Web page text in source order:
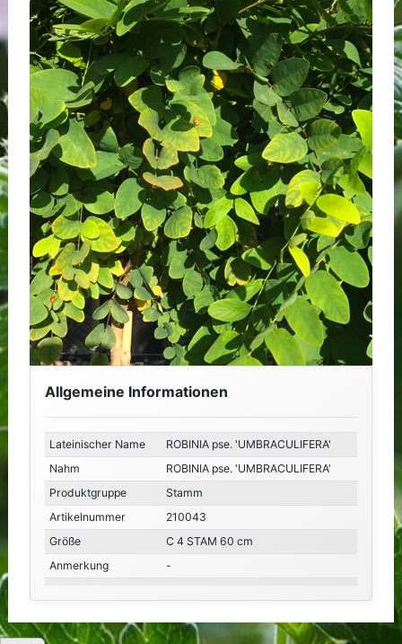
Allgemeine Informationen
Lateinischer Name
ROBINIA pse. 'UMBRACULIFERA'
Nahm
ROBINIA pse. 'UMBRACULIFERA'
Produktgruppe
Stamm
Artikelnummer
210043
Größe
C 4 STAM 60 cm
Anmerkung
-